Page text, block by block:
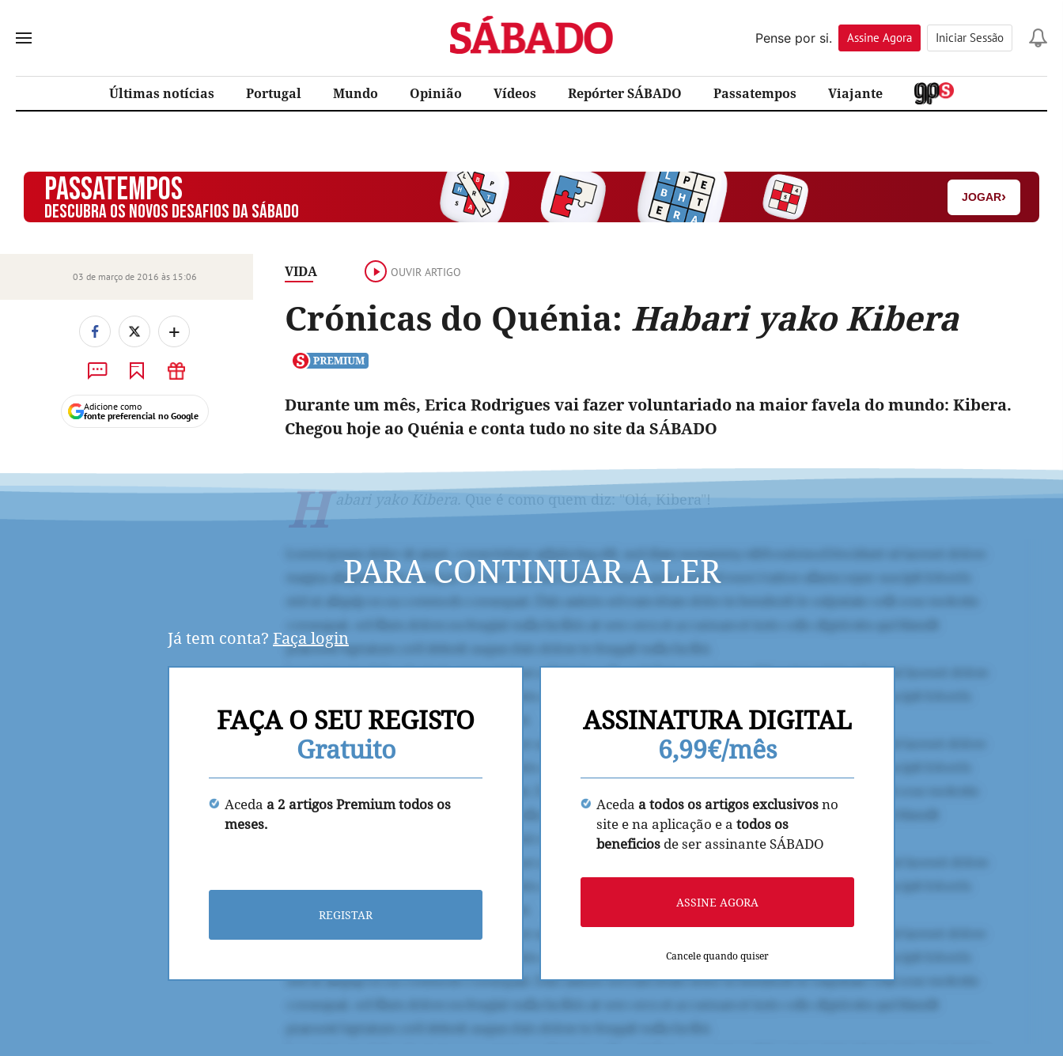
Sábado
Pense por si.
Assine Agora Iniciar Sessão
Últimas notícias Portugal Mundo Opinião Vídeos Repórter SÁBADO Passatempos Viajante
PASSATEMPOS
DESCUBRA OS NOVOS DESAFIOS DA SÁBADO
JOGAR›
VIDA OUVIR ARTIGO
Crónicas do Quénia: Habari yako Kibera
03 de março de 2016 às 15:06
+
Adicione como
fonte preferencial no Google
Durante um mês, Erica Rodrigues vai fazer voluntariado na maior favela do mundo: Kibera.
Chegou hoje ao Quénia e conta tudo no site da SÁBADO
H abari yako Kibera. Que é como quem diz: "Olá, Kibera"!
PARA CONTINUAR A LER
Já tem conta? Faça login
FAÇA O SEU REGISTO
Gratuito
Aceda a 2 artigos Premium todos os
meses.
REGISTAR
ASSINATURA DIGITAL
6,99€/mês
Aceda a todos os artigos exclusivosno
site e na aplicação e a todos os
beneficios de ser assinante SÁBADO
ASSINE AGORA
Cancele quando quiser